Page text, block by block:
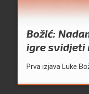
Božić:
igre svidjeti
Prva izjava Luke